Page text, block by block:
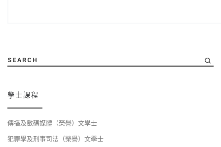
SEARCH
學士課程
傳播及數碼媒體（榮譽）文學士
犯罪學及刑事司法（榮譽）文學士